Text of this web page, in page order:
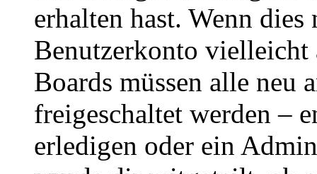
erhalten hast. Wenn
Benutzerkonto
Boards müssen alle neu
freigeschaltet werden –
erledigen oder ein